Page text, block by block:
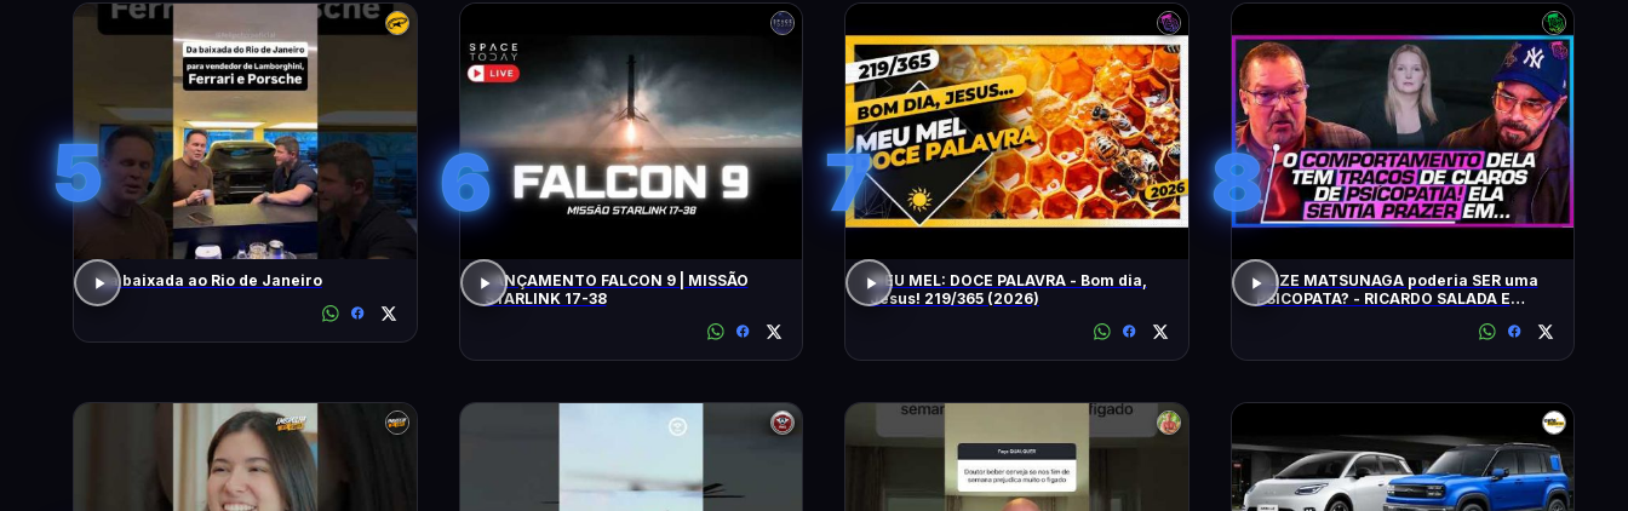
5
Da baixada ao Rio de Janeiro
6
LANÇAMENTO FALCON 9 | MISSÃO
STARLINK 17-38
7
MEU MEL: DOCE PALAVRA - Bom dia,
Jesus! 219/365 (2026)
8
ELIZE MATSUNAGA poderia SER uma
PSICOPATA? - RICARDO SALADA E